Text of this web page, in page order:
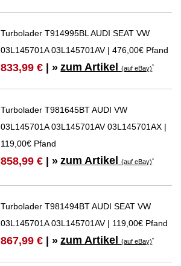
Turbolader T914995BL AUDI SEAT VW
03L145701A 03L145701AV | 476,00€ Pfand
833,99 € | » zum Artikel(auf eBay)*
Turbolader T981645BT AUDI VW
03L145701A 03L145701AV 03L145701AX |
119,00€ Pfand
858,99 € | » zum Artikel(auf eBay)*
Turbolader T981494BT AUDI SEAT VW
03L145701A 03L145701AV | 119,00€ Pfand
867,99 € | » zum Artikel(auf eBay)*